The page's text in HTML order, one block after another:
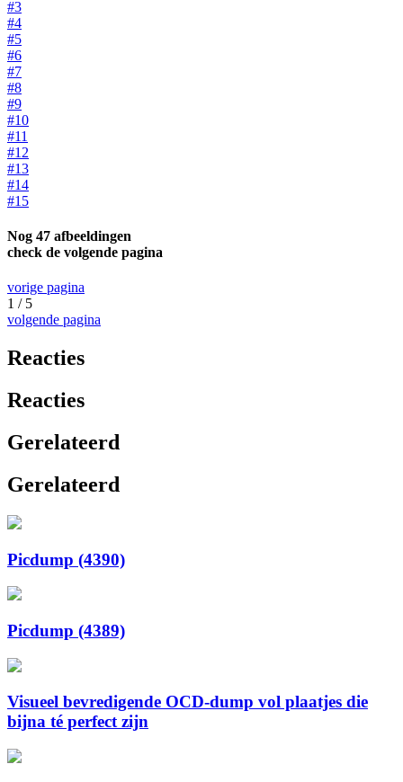
#3
#4
#5
#6
#7
#8
#9
#10
#11
#12
#13
#14
#15
Nog 47 afbeeldingen
check de volgende pagina
vorige pagina
1 / 5
volgende pagina
Reacties
Reacties
Gerelateerd
Gerelateerd
Picdump (4390)
Picdump (4389)
Visueel bevredigende OCD-dump vol plaatjes die
bijna té perfect zijn